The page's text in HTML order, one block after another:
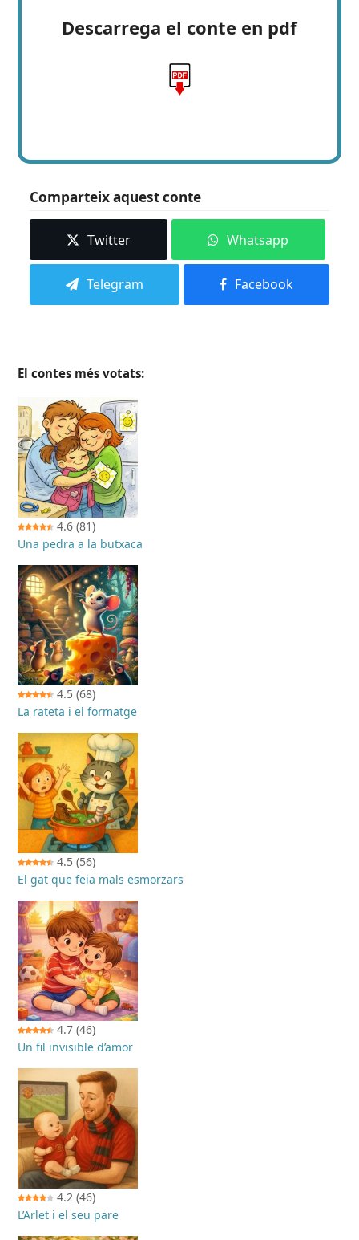
Descarrega el conte en pdf
Comparteix aquest conte
Twitter Whatsapp
Telegram Facebook
El contes més votats:
4.6 (81)
Una pedra a la butxaca
4.5 (68)
La rateta i el formatge
4.5 (56)
El gat que feia mals esmorzars
4.7 (46)
Un fil invisible d’amor
4.2 (46)
L’Arlet i el seu pare